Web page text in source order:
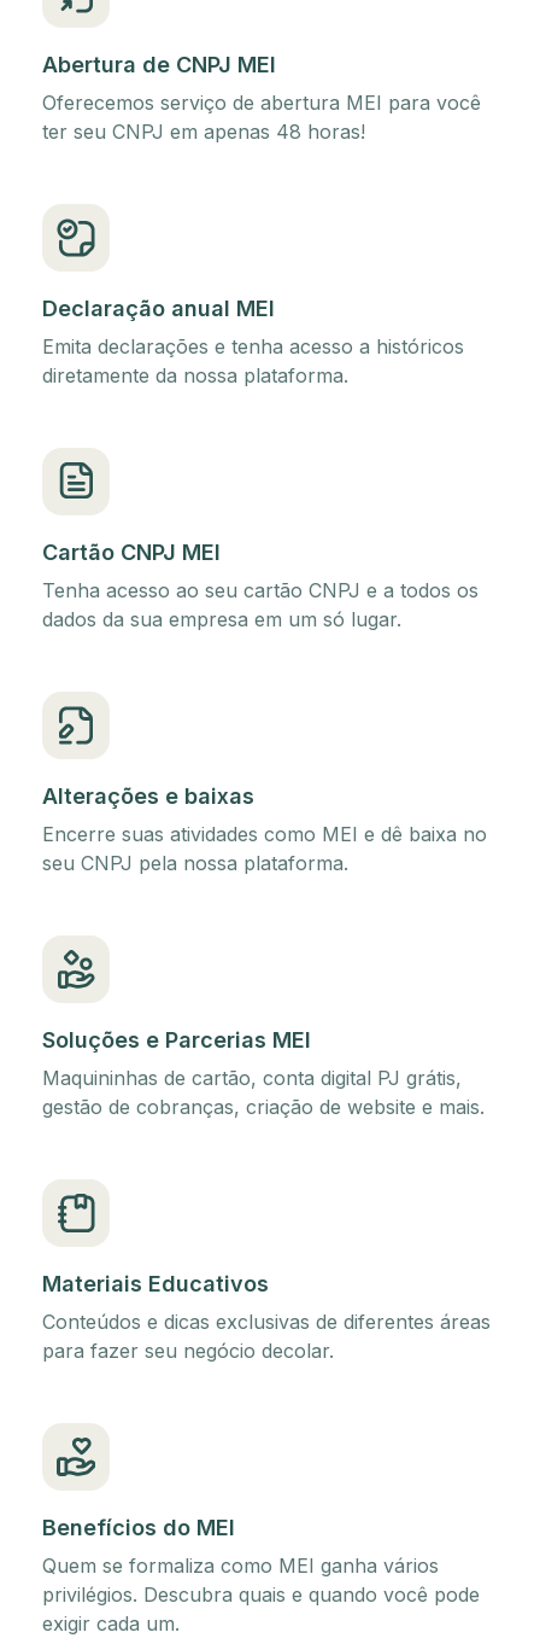
Abertura de CNPJ MEI
Oferecemos serviço de abertura MEI para você
ter seu CNPJ em apenas 48 horas!
Declaração anual MEI
Emita declarações e tenha acesso a históricos
diretamente da nossa plataforma.
Cartão CNPJ MEI
Tenha acesso ao seu cartão CNPJ e a todos os
dados da sua empresa em um só lugar.
Alterações e baixas
Encerre suas atividades como MEI e dê baixa no
seu CNPJ pela nossa plataforma.
Soluções e Parcerias MEI
Maquininhas de cartão, conta digital PJ grátis,
gestão de cobranças, criação de website e mais.
Materiais Educativos
Conteúdos e dicas exclusivas de diferentes áreas
para fazer seu negócio decolar.
Benefícios do MEI
Quem se formaliza como MEI ganha vários
privilégios. Descubra quais e quando você pode
exigir cada um.